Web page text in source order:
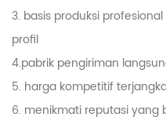
3. basis produksi
profil
4.pabrik pengiriman
5. harga kompetitif
6. menikmati reputasi yang